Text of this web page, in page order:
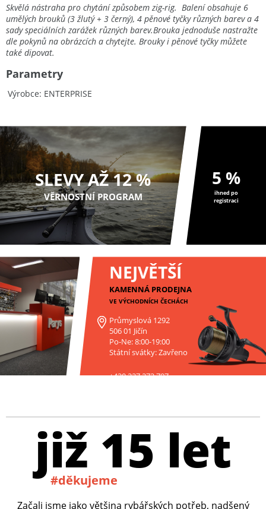
Skvělá nástraha pro chytání způsobem zig-rig. Balení obsahuje 6
umělých brouků (3 žlutý + 3 černý), 4 pěnové tyčky různých barev a 4
sady speciálních zarážek různých barev.Brouka jednoduše nastražte
dle pokynů na obrázcích a chytejte. Brouky i pěnové tyčky můžete
také dipovat.
Výrobce ENTERPRISE
Parametry
SLEVY AŽ 12 %
VĚRNOSTNÍ PROGRAM
5 %
ihned po
registraci
NEJVĚTŠÍ
KAMENNÁ PRODEJNA
VE VÝCHODNÍCH ČECHÁCH
Průmyslová 1292
506 01 Jičín
Po-Ne: 8:00-19:00
Státní svátky: Zavřeno
+420 227 272 797
již 15 let
#děkujeme
Začali jsme jako většina rybářských potřeb, nadšený